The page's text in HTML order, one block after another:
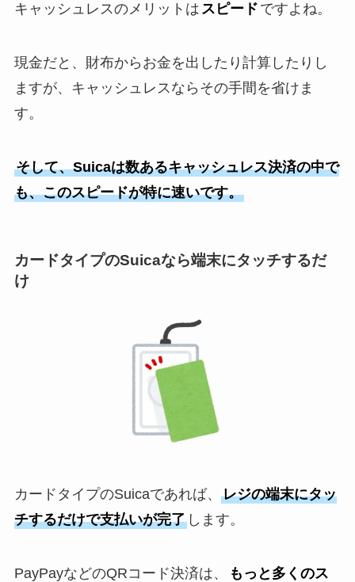
キャッシュレスのメリットは スピード ですよね。
現金だと、財布からお金を出したり計算したりし
ますが、キャッシュレスならその手間を省けま
す。
そして、Suicaは数あるキャッシュレス決済の中で
も、このスピードが特に速いです。
カードタイプのSuicaなら端末にタッチするだ
け
カードタイプのSuicaであれば、 レジの端末にタッ
チするだけで支払いが完了します。
PayPayなどのQRコード決済は、
もっと多くのス